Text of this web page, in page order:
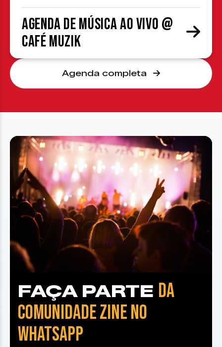
Agenda de Música ao Vivo @
Café Muzik
Agenda completa
FAÇA PARTE DA
COMUNIDADE ZINE NO
WHATSAPP